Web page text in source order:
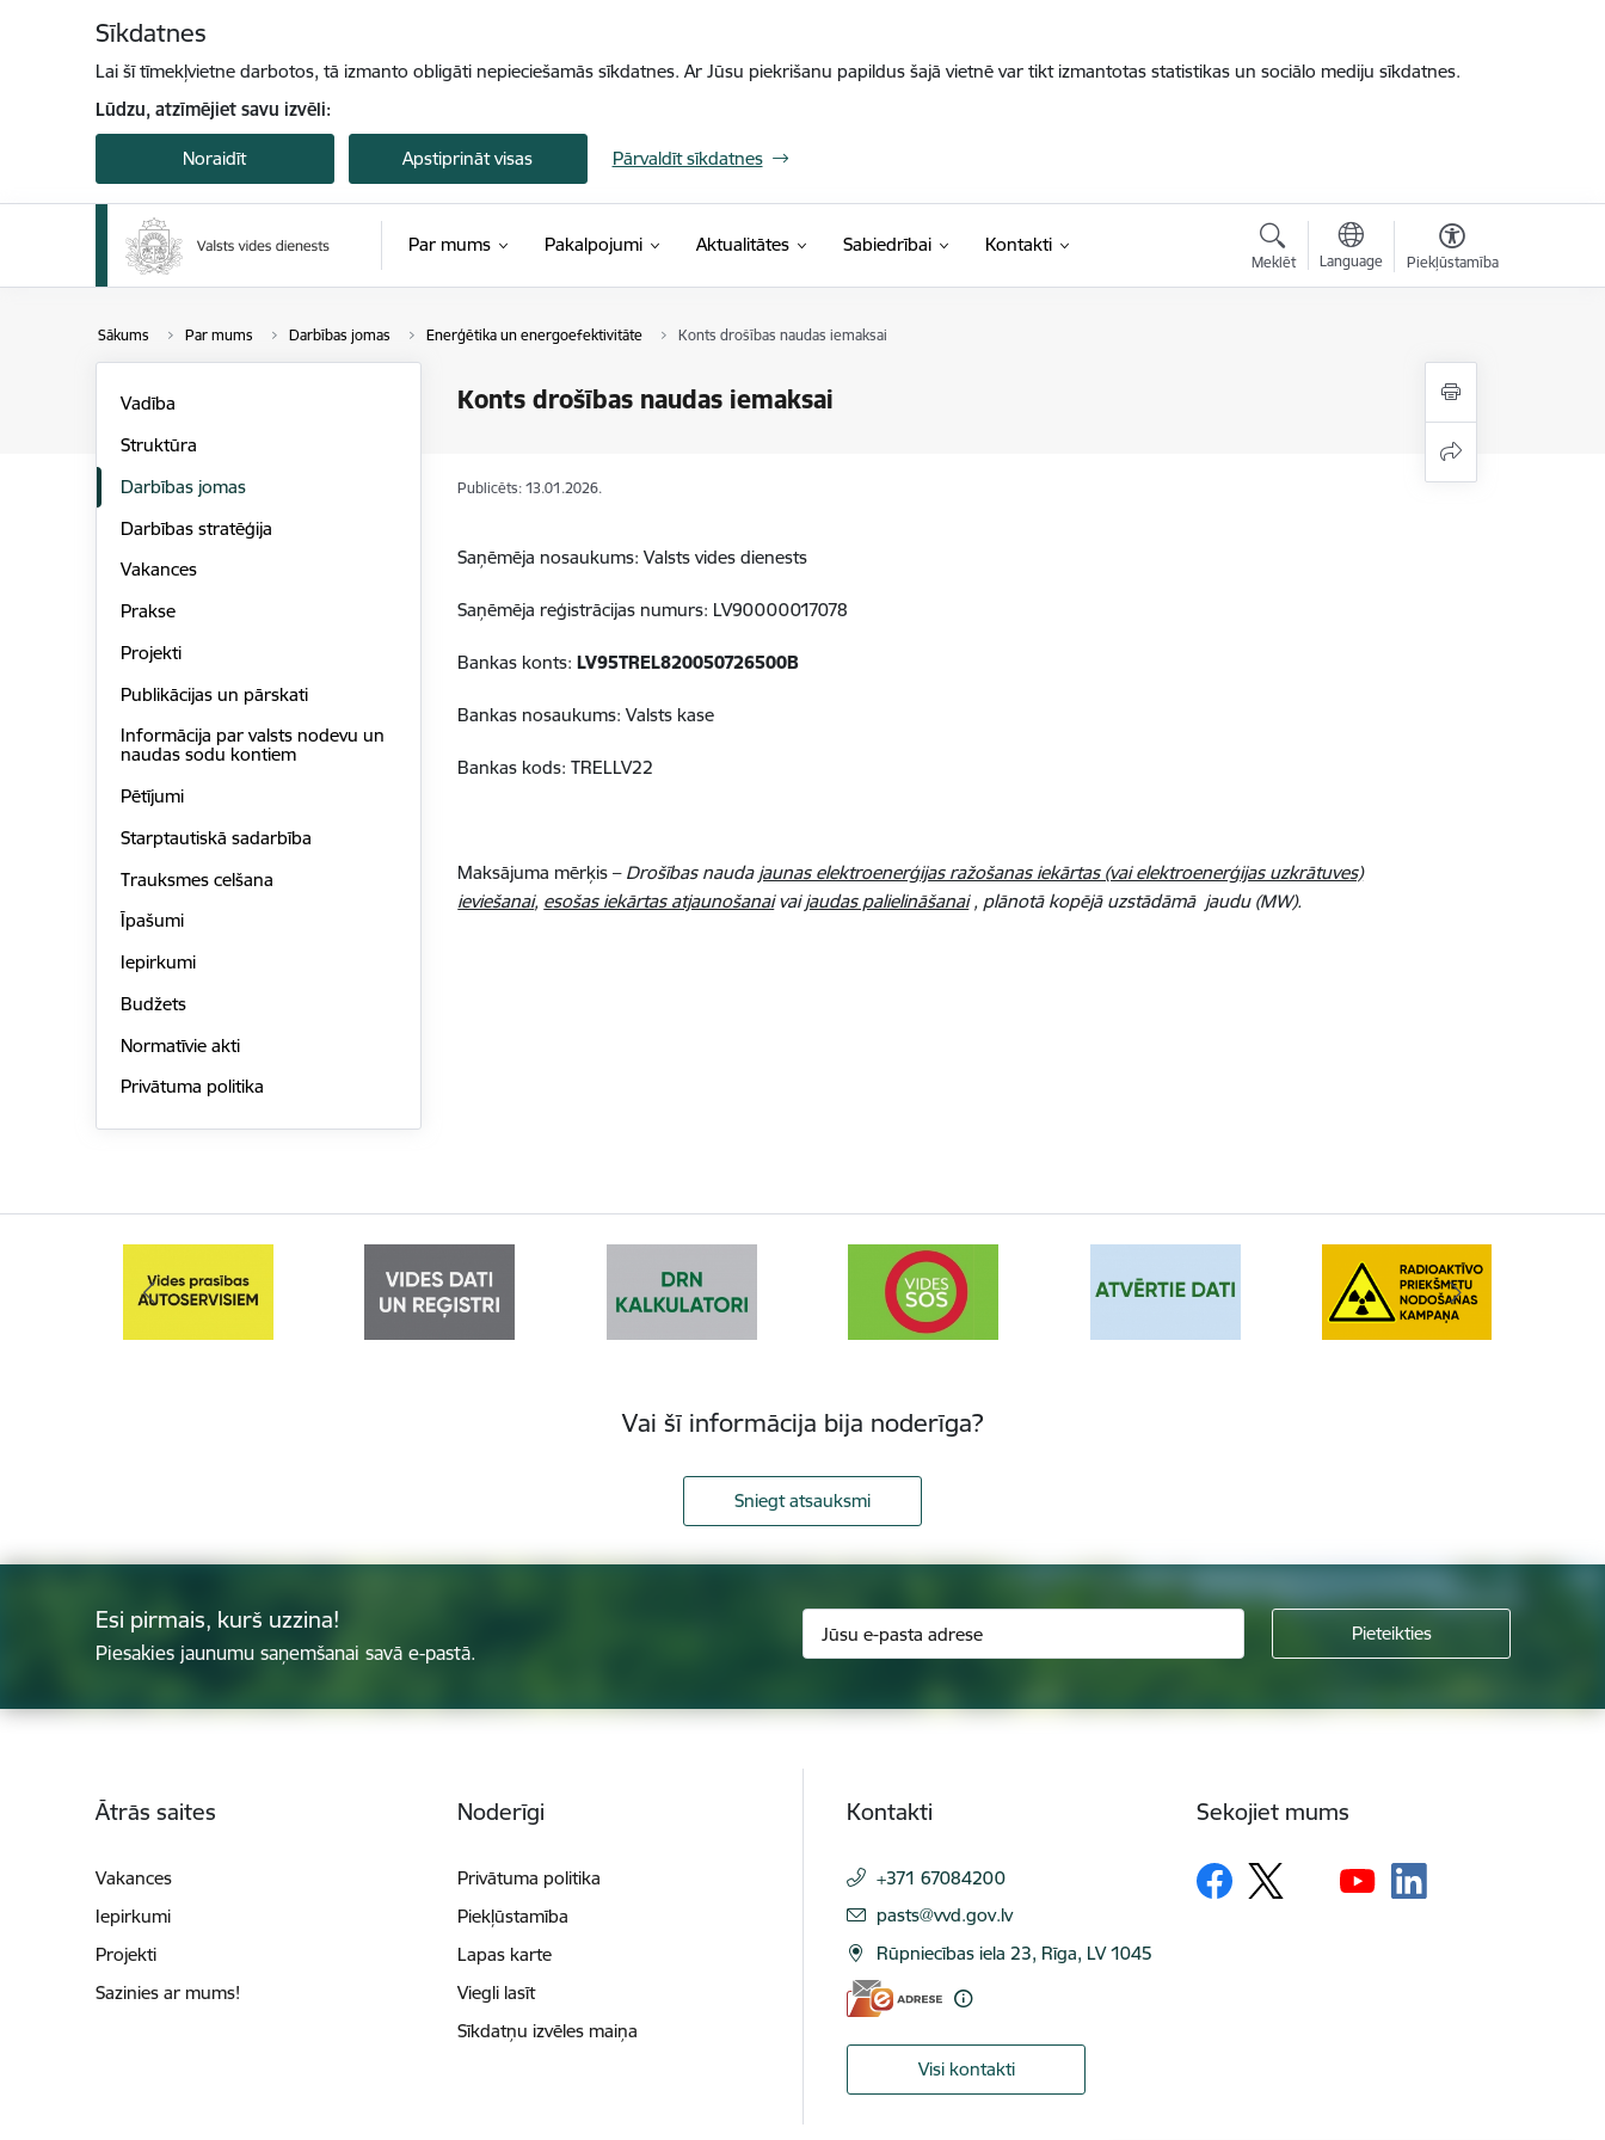
Sīkdatnes
Lai šī tīmekļvietne darbotos, tā izmanto obligāti nepieciešamās sīkdatnes. Ar Jūsu piekrišanu papildus šajā vietnē var tikt izmantotas statistikas un sociālo mediju sīkdatnes.
Lūdzu, atzīmējiet savu izvēli:
Noraidīt Apstiprināt visas Pārvaldīt sīkdatnes
Par mums Pakalpojumi Aktualitātes Sabiedrībai Kontakti
Meklēt Language Piekļūstamība
Sākums Par mums Darbības jomas Enerģētika un energoefektivitāte Konts drošības naudas iemaksai
Konts drošības naudas iemaksai
Vadība
Struktūra
Darbības jomas
Darbības stratēģija
Vakances
Prakse
Projekti
Publikācijas un pārskati
Informācija par valsts nodevu un
naudas sodu kontiem
Pētījumi
Starptautiskā sadarbība
Trauksmes celšana
Īpašumi
Iepirkumi
Budžets
Normatīvie akti
Privātuma politika
Publicēts: 13.01.2026.
Saņēmēja nosaukums: Valsts vides dienests
Saņēmēja reģistrācijas numurs: LV90000017078
Bankas konts:LV95TREL820050726500B
Bankas nosaukums: Valsts kase
Bankas kods: TRELLV22
Maksājuma mērķis – Drošības nauda jaunas elektroenerģijas ražošanas iekārtas (vai elektroenerģijas uzkrātuves)
ieviešanai, esošas iekārtas atjaunošanaivaijaudas palielināšanai, plānotā kopējā uzstādāmā jaudu (MW).
Vai šī informācija bija noderīga?
Sniegt atsauksmi
Esi pirmais, kurš uzzina!
Piesakies jaunumu saņemšanai savā e-pastā.
Ātrās saites
Vakances
Iepirkumi
Projekti
Sazinies ar mums!
Noderīgi
Privātuma politika
Piekļūstamība
Lapas karte
Viegli lasīt
Sīkdatņu izvēles maiņa
Kontakti
+371 67084200
E-pasts:
pasts@vvd.gov.lv
Rūpniecības iela 23, Rīga, LV 1045
Visi kontakti
Sekojiet mums